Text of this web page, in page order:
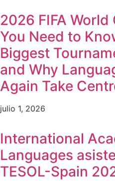
2026 FIFA
You Need to
Biggest
and Why
Again Take
julio 1, 2026
International
Languages
TESOL-Spain